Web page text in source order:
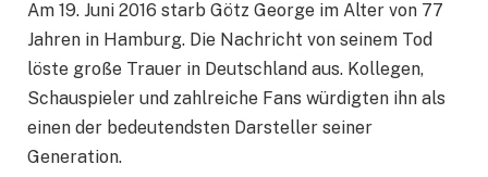
Am 19. Juni 2016 starb Götz George im Alter von 77
Jahren in Hamburg. Die Nachricht von seinem Tod
löste große Trauer in Deutschland aus. Kollegen,
Schauspieler und zahlreiche Fans würdigten ihn als
einen der bedeutendsten Darsteller seiner
Generation.